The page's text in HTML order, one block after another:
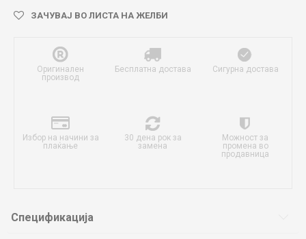
ЗАЧУВАЈ ВО ЛИСТА НА ЖЕЛБИ
Оригинален
производ
Бесплатна достава Сигурна достава
Избор на начини за
плаќање
30 дена рок за
замена
Можност за
промена во
продавница
Спецификација